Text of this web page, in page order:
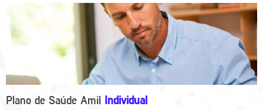
Plano de Saúde Amil Individual